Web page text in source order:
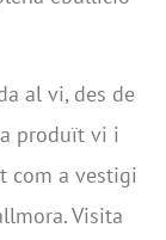
al vi, des de
produït vi i
com a vestigi
Visita